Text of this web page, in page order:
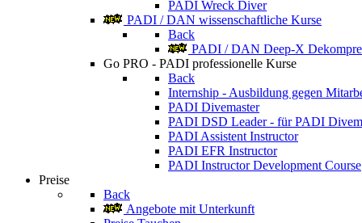
PADI Wreck Diver
PADI / DAN wissenschaftliche Kurse
Back
PADI / DAN Deep-X
Go PRO - PADI professionelle Kurse
Back
Internship - Ausbildung gegen
PADI Divemaster
PADI DSD Leader - für PADI
PADI Assistent Instructor
PADI EFR Instructor
PADI Instructor Development Course
Preise
Back
Angebote mit Unterkunft